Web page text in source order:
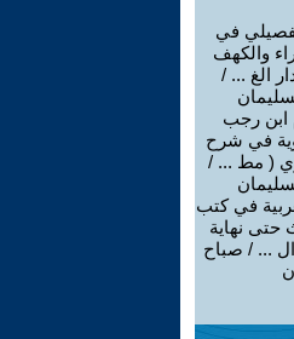
في
والكهف
الغ ... /
ابن رجب
في شرح
( مط ... /
في كتب
حتى نهاية
ال ... / صباح